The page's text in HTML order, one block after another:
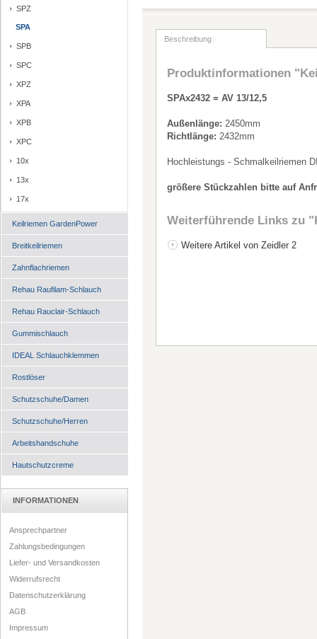
SPZ
SPA
SPB
SPC
XPZ
XPA
XPB
XPC
10x
13x
17x
Keilriemen GardenPower
Breitkeilriemen
Zahnflachriemen
Rehau Raufilam-Schlauch
Rehau Rauclair-Schlauch
Gummischlauch
IDEAL Schlauchklemmen
Rostlöser
Schutzschuhe/Damen
Schutzschuhe/Herren
Arbeitshandschuhe
Hautschutzcreme
INFORMATIONEN
Ansprechpartner
Zahlungsbedingungen
Liefer- und Versandkosten
Widerrufsrecht
Datenschutzerklärung
AGB
Impressum
Beschreibung
Produktinformationen
SPAx2432 = AV 13/12,5
Außenlänge: 2450mm
Richtlänge: 2432mm
Hochleistungs - Schmalkeilriemen
größere Stückzahlen bitte auf
Weiterführende Links zu
Weitere Artikel von Zeidler 2